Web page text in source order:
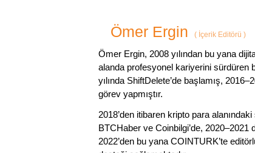
Ömer Ergin ( İçerik Editörü )
Ömer Ergin, 2008 yılından bu yana
alanda profesyonel kariyerini sürdüren
yılında ShiftDelete’de başlamış,
görev yapmıştır.
2018’den itibaren kripto para
BTCHaber ve Coinbilgi’de, 2020–2021
2022’den bu yana COINTURK’te